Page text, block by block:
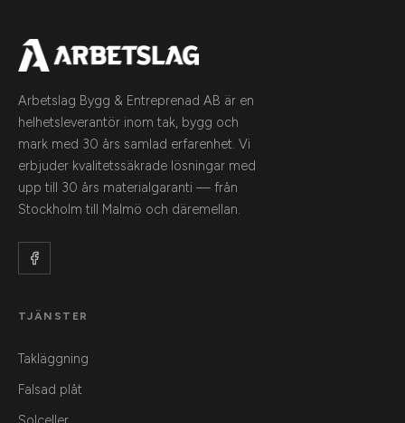
Arbetslag Bygg & Entreprenad AB är en
helhetsleverantör inom tak, bygg och
mark med 30 års samlad erfarenhet. Vi
erbjuder kvalitetssäkrade lösningar med
upp till 30 års materialgaranti — från
Stockholm till Malmö och däremellan.
TJÄNSTER
Takläggning
Falsad plåt